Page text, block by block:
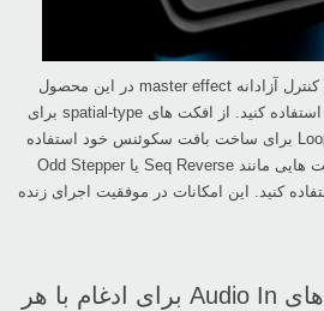
درست مانند ‏Kaoss Pad‏ برای کنترل آزادانه ‏master effect‏ در این محصول
نیز می توانید از صفحه ‏لمسی استفاده کنید. از افکت های ‏spatial-type‏ برای
اضافه کردن رزونانس یا از ‏Looper‏ برای ساخت ‏بافت سکوئنس خود استفاده
کنید. این امکانات در موفقیت اجرای زنده
Sync،‎ MIDI، و جک های ‏Audio In‏ برای ادغام با هر